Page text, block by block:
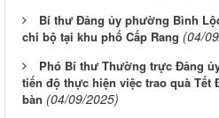
Bí thư Đảng ủy phường Bình
chi bộ tại khu phố Cấp Rang (04/
Phó Bí thư Thường trực Đảng
tiến độ thực hiện việc trao quà
bàn (04/09/2025)